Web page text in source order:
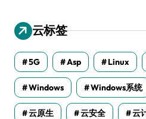
云标签
5G Asp Linux
Windows Windows系统
云原生 云安全 云